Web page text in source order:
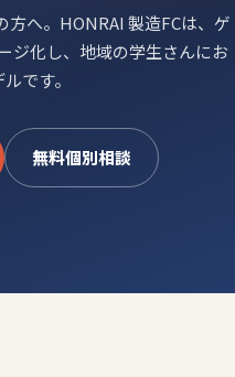
へ。HONRAI 製造FCは、ゲ
ジ化し、地域の学生さんにお
です。
無料個別相談